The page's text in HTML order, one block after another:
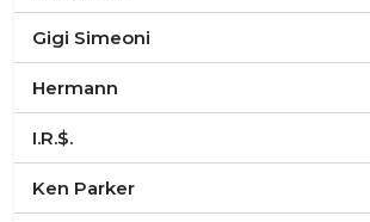
Gigi Simeoni
Hermann
I.R.$.
Ken Parker